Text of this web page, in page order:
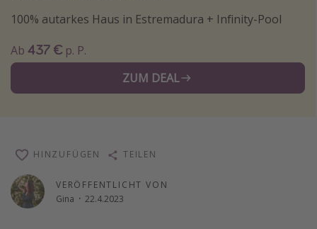
Abenteuerurlaub
Skiurlaub
Schönste Naturwunder der Welt
Digital Nomad Tipps
100% autarkes Haus in Estremadura + Infinity-Pool
Ab 437 € p. P.
ZUM DEAL
VERÖFFENTLICHT VON
Gina · 22.4.2023
HINZUFÜGEN TEILEN